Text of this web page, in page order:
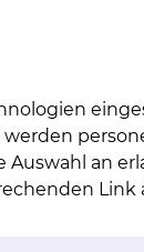
Kindes
der
„Die Nähe zu
Kinder und
an
Link